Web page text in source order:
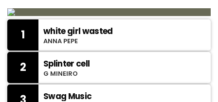
1 white girl wasted
ANNA PEPE
2 Splinter cell
G MINEIRO
Swag Music